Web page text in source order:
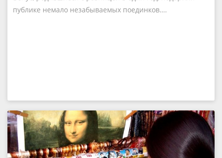
публике немало незабываемых поединков….